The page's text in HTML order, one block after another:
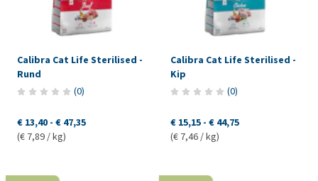
Calibra Cat Life Sterilised -
Rund
(0)
€ 13,40 - € 47,35
(€ 7,89 / kg)
Calibra Cat Life Sterilised -
Kip
(0)
€ 15,15 - € 44,75
(€ 7,46 / kg)